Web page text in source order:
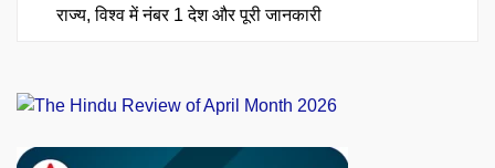
राज्य, विश्व में नंबर 1 देश और पूरी जानकारी